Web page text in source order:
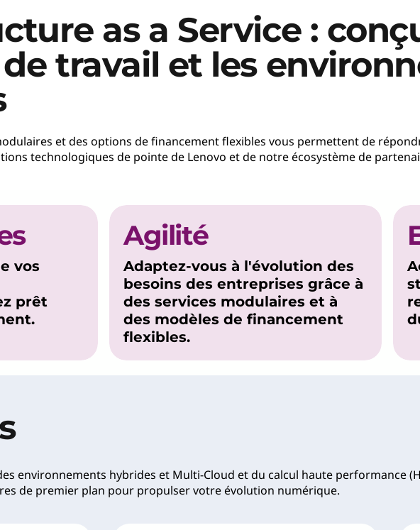
as a Service :
de travail et les
et des options de financement flexibles vous permettent de
technologiques de pointe de Lenovo et de notre écosystème de
vos
prêt
Agilité
Adaptez-vous à l'évolution des
besoins des entreprises grâce à
des services modulaires et à
des modèles de financement
flexibles.
environnements hybrides et Multi-Cloud et du calcul haute performance
de premier plan pour propulser votre évolution numérique.